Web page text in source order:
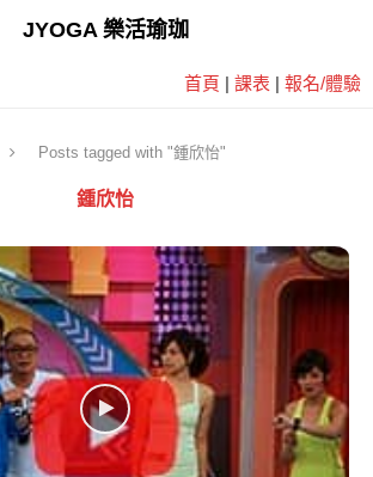
JYOGA 樂活瑜珈
首頁 | 課表 | 報名/體驗
Posts tagged with "鍾欣怡"
鍾欣怡